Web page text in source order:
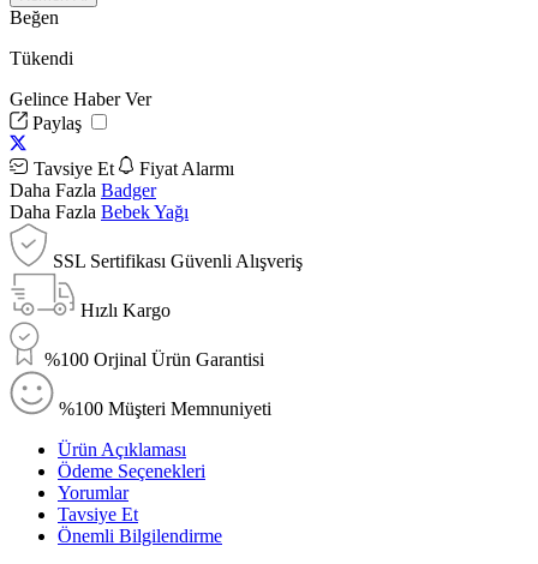
Beğen
Tükendi
Gelince Haber Ver
Paylaş
Tavsiye Et
Fiyat Alarmı
Daha Fazla Badger
Daha Fazla Bebek Yağı
SSL Sertifikası Güvenli Alışveriş
Hızlı Kargo
%100 Orjinal Ürün Garantisi
%100 Müşteri Memnuniyeti
Ürün Açıklaması
Ödeme Seçenekleri
Yorumlar
Tavsiye Et
Önemli Bilgilendirme